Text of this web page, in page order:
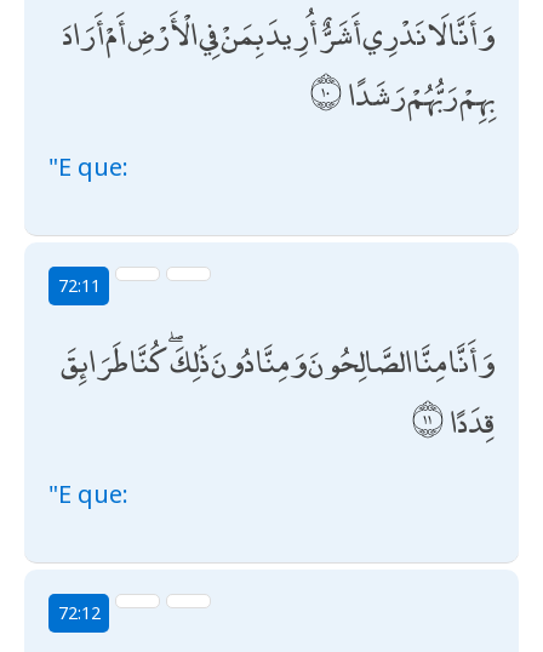
وَأَنَّا لَا نَدْرِي أَشَرٌّ أُرِيدَ بِمَنْ فِي الْأَرْضِ أَمْ أَرَادَ
بِهِمْ رَبُّهُمْ رَشَدًا
"E que:
72:11
وَأَنَّا مِنَّا الصَّالِحُونَ وَمِنَّا دُونَ ذَٰلِكَ ۖ كُنَّا طَرَائِقَ
قِدَدًا
"E que:
72:12